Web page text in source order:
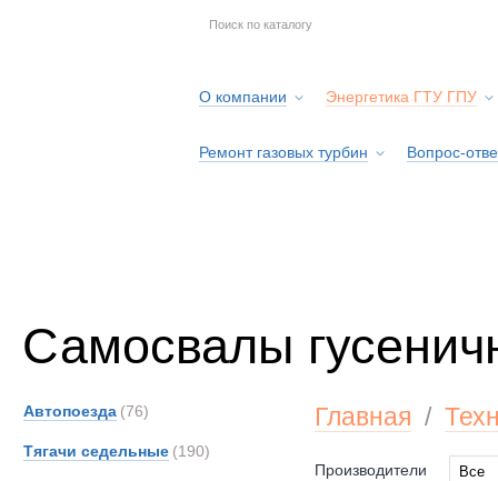
О компании Энергетика ГТУ ГПУ
Ремонт газовых турбин Вопрос-
Самосвалы
Автопоезда (76)
Тягачи седельные (190)
Главная /
Производители
Все